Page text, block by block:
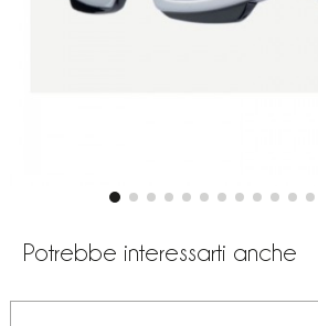
Potrebbe interessarti anche